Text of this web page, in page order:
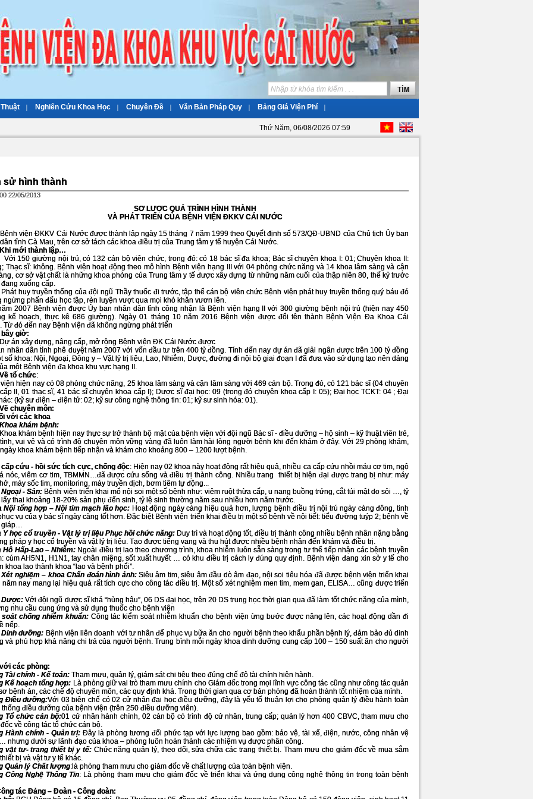
Nghiên Cứu Khoa Học Chuyên Đề Văn Bản Pháp Quy Bảng Giá Viện Phí
Thứ Năm, 06/08/2026 07:59
sử hình thành
22/05/2013
SƠ LƯỢC QUÁ TRÌNH HÌNH THÀNH
VÀ PHÁT TRIỂN CỦA BỆNH VIỆN ĐKKV CÁI NƯỚC
viện ĐKKV Cái Nước được thành lập ngày 15 tháng 7 năm 1999 theo Quyết định số 573/QĐ-UBND của Chủ tịch Ủy ban
tỉnh Cà Mau, trên cơ sở tách các khoa điều trị của Trung tâm y tế huyện Cái Nước.
mới thành lập…
giường nội trú, có 132 cán bộ viên chức, trong đó: có 18 bác sĩ đa khoa; Bác sĩ chuyên khoa I: 01; Chuyên khoa II:
Thạc sĩ: không. Bệnh viện hoạt động theo mô hình Bệnh viện hạng III với 04 phòng chức năng và 14 khoa lâm sàng và cận
cơ sở vật chất là những khoa phòng của Trung tâm y tế được xây dựng từ những năm cuối của thập niên 80, thế kỷ trước
xuống cấp.
huy truyền thống của đội ngũ Thầy thuốc đi trước, tập thể cán bộ viên chức Bệnh viện phát huy truyền thống quý báu đó
ngừng phấn đấu học tập, rèn luyện vượt qua mọi khó khăn vươn lên.
2007 Bệnh viện được Ủy ban nhân dân tỉnh công nhận là Bệnh viện hạng II với 300 giường bệnh nội trú (hiện nay 450
kế hoạch, thực kê 686 giường). Ngày 01 tháng 10 năm 2016 Bệnh viện được đổi tên thành Bệnh Viện Đa Khoa Cái
Từ đó đến nay Bệnh viện đã không ngừng phát triển
bây giờ:
xây dựng, nâng cấp, mở rộng Bệnh viện ĐK Cái Nước được
nhân dân tỉnh phê duyệt năm 2007 với vốn đầu tư trên 400 tỷ đồng. Tính đến nay dự án đã giải ngân được trên 100 tỷ đồng
số khoa: Nội, Ngoại, Đông y – Vật lý trị liệu, Lao, Nhiễm, Dược, đường đi nội bộ giai đoạn I đã đưa vào sử dụng tạo nên dáng
một Bệnh viện đa khoa khu vực hạng II.
Về tổ chức:
viện hiện nay có 08 phòng chức năng, 25 khoa lâm sàng và cận lâm sàng với 469 cán bộ. Trong đó, có 121 bác sĩ (04 chuyên
II, 01 thạc sĩ, 41 bác sĩ chuyên khoa cấp I); Dược sĩ đại học: 09 (trong đó chuyên khoa cấp I: 05); Đại học TCKT: 04 ; Đại
(kỹ sư điện – điện tử: 02; kỹ sư công nghệ thông tin: 01; kỹ sư sinh hóa: 01).
Về chuyên môn:
với các khoa
Khoa khám bệnh:
khám bệnh hiện nay thực sự trở thành bộ mặt của bệnh viện với đội ngũ Bác sĩ - điều dưỡng – hộ sinh – kỹ thuật viên trẻ,
vui vẻ và có trình độ chuyên môn vững vàng đã luôn làm hài lòng người bệnh khi đến khám ở đây. Với 29 phòng khám,
khoa khám bệnh tiếp nhận và khám cho khoảng 800 – 1200 lượt bệnh.
cấp cứu - hồi sức tích cực, chống độc: Hiện nay 02 khoa này hoạt động rất hiệu quả, nhiều ca cấp cứu nhồi máu cơ tim, ngộ
nóc, viêm cơ tim, TBMMN…đã được cứu sống và điều trị thành công. Nhiều trang thiết bị hiện đại được trang bị như: máy
máy sốc tim, monitoring, máy truyền dịch, bơm tiêm tự động...
- Sản: Bệnh viện triển khai mổ nội soi một số bệnh như: viêm ruột thừa cấp, u nang buồng trứng, cắt túi mật do sỏi …, tỷ
lấy thai khoảng 18-20% sản phụ đến sinh, tỷ lệ sinh thường năm sau nhiều hơn năm trước.
Nội tổng hợp – Nội tim mạch lão học: Hoạt động ngày càng hiệu quả hơn, lượng bệnh điều trị nội trú ngày càng đông, tinh
vụ của y bác sĩ ngày càng tốt hơn. Đặc biệt Bệnh viện triển khai điều trị một số bệnh về nội tiết: tiểu đường tuýp 2; bệnh về
giáp…
Y học cổ truyền - Vật lý trị liệu Phục hồi chức năng: Duy trì và hoạt động tốt, điều trị thành công nhiều bệnh nhân nặng bằng
pháp y học cổ truyền và vật lý trị liệu. Tạo được tiếng vang và thu hút được nhiều bệnh nhân đến khám và điều trị.
Hô Hấp-Lao – Nhiễm: Ngoài điều trị lao theo chương trình, khoa nhiễm luôn sẵn sàng trong tư thế tiếp nhận các bệnh truyền
cúm AH5N1, H1N1, tay chân miệng, sốt xuất huyết … có khu điều trị cách ly đúng quy định. Bệnh viện đang xin sở y tế cho
khoa lao thành khoa “lao và bệnh phổi”.
nghiệm – khoa Chẩn đoán hình ảnh: Siêu âm tim, siêu âm đầu dò âm đạo, nội soi tiêu hóa đã được bệnh viện triển khai
năm nay mang lại hiệu quả rất tích cực cho công tác điều trị. Một số xét nghiệm men tim, mem gan, ELISA… cũng được triển
Dược:Với đội ngũ dược sĩ khá “hùng hậu”, 06 DS đại học, trên 20 DS trung học thời gian qua đã làm tốt chức năng của mình,
nhu cầu cung ứng và sử dụng thuốc cho bệnh viện
chống nhiễm khuẩn:Công tác kiểm soát nhiễm khuẩn cho bệnh viện ừng bước được nâng lên, các hoạt động dần đi
nếp.
Dinh dưỡng: Bệnh viện liên doanh với tư nhân để phục vụ bữa ăn cho người bệnh theo khẩu phần bệnh lý, đảm bảo đủ dinh
và phù hợp khả năng chi trả của người bệnh. Trung bình mỗi ngày khoa dinh dưỡng cung cấp 100 – 150 suất ăn cho người
các phòng:
Tài chính - Kế toán: Tham mưu, quản lý, giám sát chi tiêu theo đúng chế độ tài chính hiện hành.
Kế hoạch tổng hợp: Là phòng giữ vai trò tham mưu chính cho Giám đốc trong mọi lĩnh vực công tác cũng như công tác quản
bệnh án, các chế độ chuyên môn, các quy định khá. Trong thời gian qua cơ bản phòng đã hoàn thành tốt nhiệm của mình.
Điều dưỡng:Với 03 biên chế có 02 cử nhân đại học điều dưỡng, đây là yếu tố thuận lợi cho phòng quản lý điều hành toàn
thống điều dưỡng của bệnh viện (trên 250 điều dưỡng viên).
Tổ chức cán bộ:01 cử nhân hành chính, 02 cán bộ có trình độ cử nhân, trung cấp; quản lý hơn 400 CBVC, tham mưu cho
về công tác tổ chức cán bộ.
Hành chính - Quản trị:Đây là phòng tương đối phức tạp với lực lượng bao gồm: bảo vệ, tài xế, điện, nước, công nhân vệ
nhưng dưới sự lãnh đạo của khoa – phòng luôn hoàn thành các nhiệm vụ được phân công.
vật tư- trang thiết bị y tế:Chức năng quản lý, theo dõi, sửa chữa các trang thiết bị. Tham mưu cho giám đốc về mua sắm
bị và vật tư y tế khác.
Quản lý Chất lượng:là phòng tham mưu cho giám đốc về chất lượng của toàn bệnh viện.
Công Nghệ Thông Tin: Là phòng tham mưu cho giám đốc về triển khai và ứng dụng công nghệ thông tin trong toàn bệnh
tác Đảng – Đoàn - Công đoàn: